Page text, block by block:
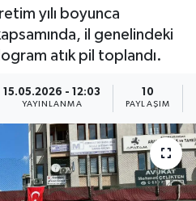
yılı boyunca
il genelindeki
atık pil toplandı.
15.05.2026 - 12:03
YAYINLANMA
10
PAYLAŞIM